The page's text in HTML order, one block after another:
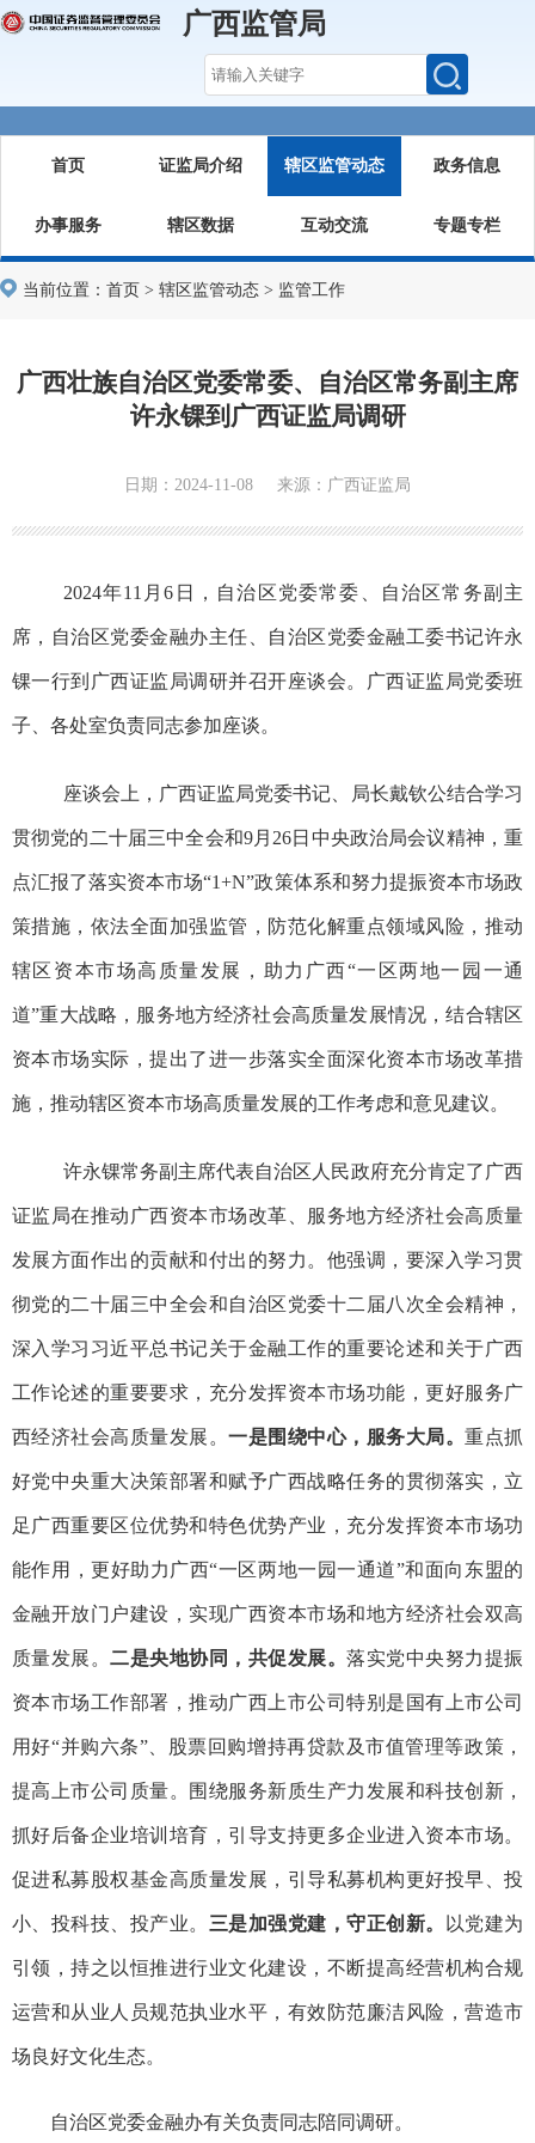
广西监管局
首页 证监局介绍 辖区监管动态 政务信息
办事服务 辖区数据 互动交流 专题专栏
当前位置： 首页 > 辖区监管动态 > 监管工作
广西壮族自治区党委常委、自治区常务副主席
许永锞到广西证监局调研
日期：2024-11-08 来源：广西证监局
2024年11 月6 日 ，自治区党委常委、 自治区常务副主
席 ，自治区党委金融办主任、自治区党委金融工委书记许永
锞一行到广西证监 局调研并召开座谈会。广西证监 局党委班
子、各处室负责同志参加座谈。
座谈会上，广西证监局党委书记、局长戴钦公结合学习
贯彻党的二十届三中全会和9月26日 中央政治局会议精神，重
点汇报了落实资本市场“1+N”政策体系和努力提振资本市场政
策措施，依法全面加强监管，防范化解重点领域风险， 推动
辖区资本市场高质量发展， 助力广西“一区两地一园一通
道”重大战略，服务地方经济社会高质量发展情况，结合辖区
资本市场实际，提出了进一步落实全面深化资本市场改革措
施，推动辖区资本市场高质量发展的工作考虑和意见建议。
许永锞常务副主席代表自治区人民政府充分肯定了广西
证监局在推动广西资本市场改革、服务地方经济社会高质量
发展方面作出的贡献和付出的努力。他强调，要深入学习贯
彻党的二十届三中全会和自治区党委十二届八次全会精神，
深入学习习近平总书记关于金融工作的重要论述和关于广西
工作论述的重要要求，充分发挥资本市场功能，更好服务广
西经济社会高质量发展。一是围绕中心，服务大局。重点抓
好党中央重大决策部署和赋予广西战略任务的贯彻落实，立
足广西重要区位优势和特色优势产业，充分发挥资本市场功
能作用，更好助力广西“一区两地一园一通道”和面向东盟的
金融开放门户建设，实现广西资本市场和地方经济社会双高
质量发展。二是央地协同，共促发展。落实党中央努力提振
资本市场工作部署，推动广西上市公司特别是国有上市公司
用好“并购六条”、股票回购增持再贷款及市值管理等政策，
提高上市公司质量。围绕服务新质生产力发展和科技创新，
抓好后备企业培训培育，引导支持更多企业进入资本市场。
促进私募股权基金高质量发展，引导私募机构更好投早、投
小、投科技、投产业。 三是加强党建，守正创新。 以党建为
引领，持之以恒推进行业文化建设，不断提高经营机构合规
运营和从业人员规范执业水平，有效防范廉洁风险，营造市
场良好文化生态。
自治区党委金融办有关负责同志陪同调研。